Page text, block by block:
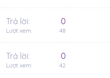
Trả lời 0
Lượt xem 48
Trả lời 0
Lượt xem 42